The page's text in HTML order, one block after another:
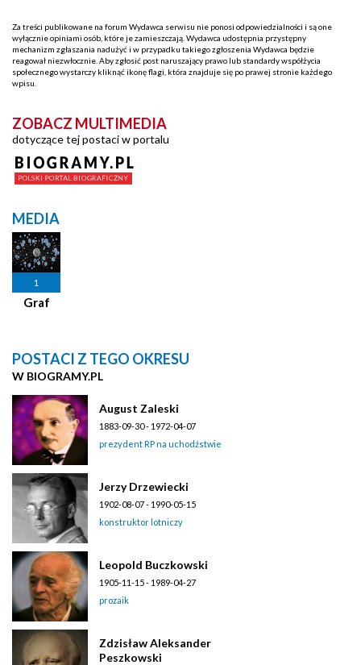
Za treści publikowane na forum Wydawca serwisu nie ponosi odpowiedzialności i są one
wyłącznie opiniami osób, które je zamieszczają. Wydawca udostępnia przystępny
mechanizm zgłaszania nadużyć i w przypadku takiego zgłoszenia Wydawca będzie
reagował niezwłocznie. Aby zgłosić post naruszający prawo lub standardy współżycia
społecznego wystarczy kliknąć ikonę flagi, która znajduje się po prawej stronie każdego
wpisu.
ZOBACZ MULTIMEDIA
dotyczące tej postaci w portalu
MEDIA
1
Graf
POSTACI Z TEGO OKRESU
W BIOGRAMY.PL
August Zaleski
1883-09-30 - 1972-04-07
prezydent RP na uchodźstwie
Jerzy Drzewiecki
1902-08-07 - 1990-05-15
konstruktor lotniczy
Leopold Buczkowski
1905-11-15 - 1989-04-27
prozaik
Zdzisław Aleksander
Peszkowski